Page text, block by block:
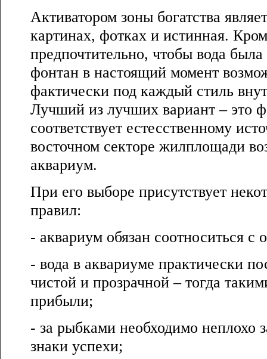
Активатором зоны богатства
картинах, фотках и истинная.
предпочтительно, чтобы вода
фонтан в настоящий момент
фактически под каждый стиль
Лучший из лучших вариант – это
соответствует естесственному
восточном секторе жилплощади
аквариум.
При его выборе присутствует
правил:
- аквариум обязан соотноситься с
- вода в аквариуме практически
чистой и прозрачной – тогда
прибыли;
- за рыбками необходимо неплохо
знаки успехи;